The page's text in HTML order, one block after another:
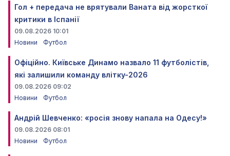
Гол + передача не врятували Ваната від жорсткої
критики в Іспанії
09.08.2026 10:01
Новини
Футбол
Офіційно. Київське Динамо назвало 11 футболістів,
які залишили команду влітку-2026
09.08.2026 09:02
Новини
Футбол
Андрій Шевченко: «росія знову напала на Одесу!»
09.08.2026 08:01
Новини
Футбол